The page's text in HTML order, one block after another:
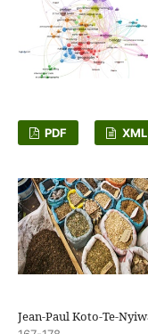
PDF XML
Jean-Paul Koto-Te-